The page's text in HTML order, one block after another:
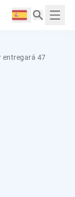
Langue :
entregará 47